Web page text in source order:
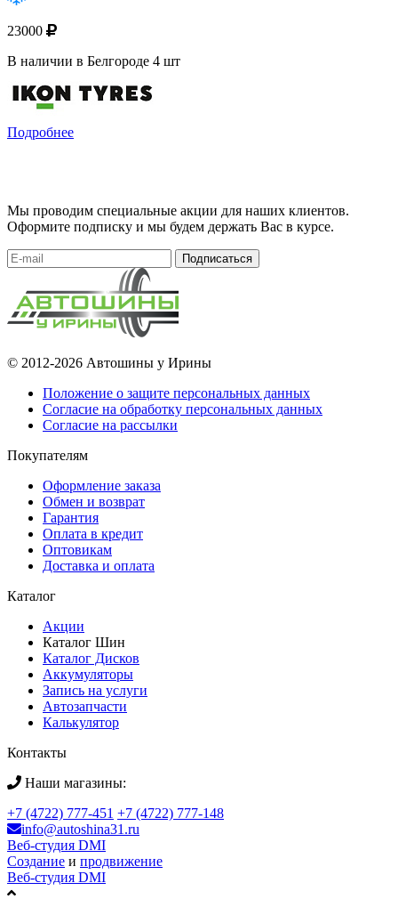
23000
В наличии в Белгороде 4 шт
Подробнее
Мы проводим специальные акции для наших клиентов.
Оформите подписку и мы будем держать Вас в курсе.
Подписаться
© 2012-2026 Автошины у Ирины
Положение о защите персональных данных
Согласие на обработку персональных данных
Согласие на рассылки
Покупателям
Оформление заказа
Обмен и возврат
Гарантия
Оплата в кредит
Оптовикам
Доставка и оплата
Каталог
Акции
Каталог Шин
Каталог Дисков
Аккумуляторы
Запись на услуги
Автозапчасти
Калькулятор
Контакты
Наши магазины:
+7 (4722) 777-451 +7 (4722) 777-148
info@autoshina31.ru
Веб-студия DMI
Создание и продвижение
Веб-студия DMI